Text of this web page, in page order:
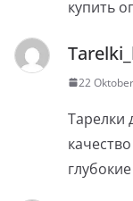
купить
22
Тарелки